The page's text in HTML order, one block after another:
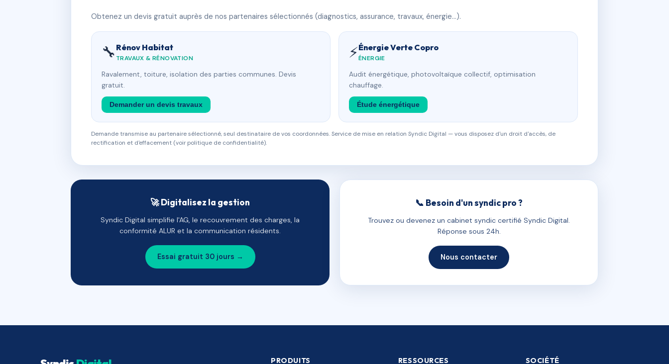
Obtenez un devis gratuit auprès de nos partenaires sélectionnés (diagnostics, assurance, travaux, énergie…).
🔧 Rénov Habitat
TRAVAUX & RÉNOVATION
Ravalement, toiture, isolation des parties communes. Devis
gratuit.
Demander un devis travaux
⚡Énergie Verte Copro
ÉNERGIE
Audit énergétique, photovoltaïque collectif, optimisation
chauffage.
Étude énergétique
Demande transmise au partenaire sélectionné, seul destinataire de vos coordonnées. Service de mise en relation Syndic Digital — vous disposez d'un droit d'accès, de
rectification et d'effacement (voir politique de confidentialité).
🚀 Digitalisez la gestion
Syndic Digital simplifie l'AG, le recouvrement des charges, la
conformité ALUR et la communication résidents.
Essai gratuit 30 jours →
📞 Besoin d'un syndic pro ?
Trouvez ou devenez un cabinet syndic certifié Syndic Digital.
Réponse sous 24h.
Nous contacter
PRODUITS RESSOURCES SOCIÉTÉ